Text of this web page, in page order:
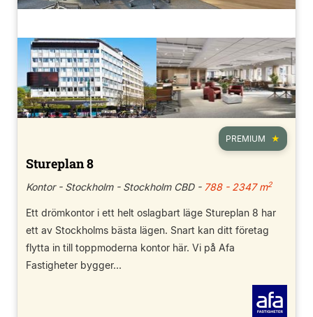
Stureplan 8
Kontor - Stockholm - Stockholm CBD - 788 - 2347 m2
Ett drömkontor i ett helt oslagbart läge Stureplan 8 har
ett av Stockholms bästa lägen. Snart kan ditt företag
flytta in till toppmoderna kontor här. Vi på Afa
Fastigheter bygger...
PREMIUM